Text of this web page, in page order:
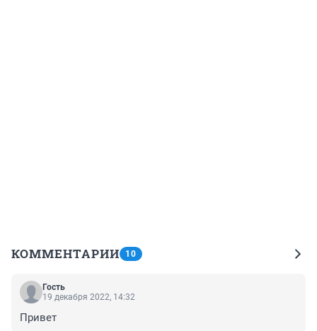
КОММЕНТАРИИ 10
Гость
19 декабря 2022, 14:32
Привет